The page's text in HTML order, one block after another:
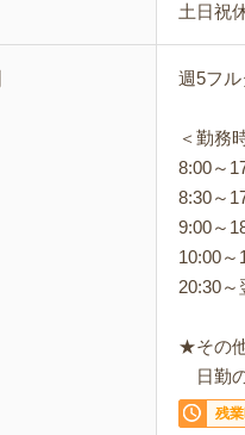
土日祝
週5フル
＜勤務
8:00～
8:30～
9:00～
10:00～
20:30
★その
日勤
残